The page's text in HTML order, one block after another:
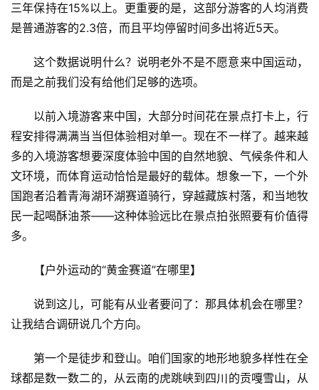
三年保持在15%以上。更重要的是，这部分游客的人均消费
是普通游客的2.3倍，而且平均停留时间多出将近5天。
这个数据说明什么？说明老外不是不愿意来中国运动，
而是之前我们没有给他们足够的选项。
以前入境游客来中国，大部分时间花在景点打卡上，行
程安排得满满当当但体验相对单一。现在不一样了。越来越
多的入境游客想要深度体验中国的自然地貌、气候条件和人
文环境，而体育运动恰恰是最好的载体。想象一下，一个外
国跑者沿着青海湖环湖赛道骑行，穿越藏族村落，和当地牧
民一起喝酥油茶——这种体验远比在景点拍张照要有价值得
多。
【户外运动的“黄金赛道”在哪里】
说到这儿，可能有从业者要问了：那具体机会在哪里？
让我结合调研说几个方向。
第一个是徒步和登山。咱们国家的地形地貌多样性在全
球都是数一数二的，从云南的虎跳峡到四川的贡嘎雪山，从